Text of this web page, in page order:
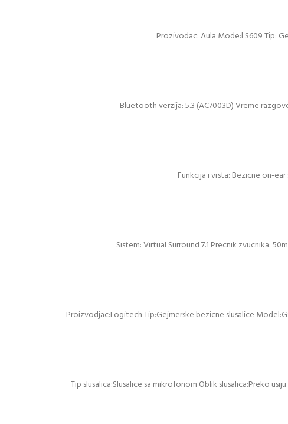
Prozivodac: Aula Mode:l S609 Tip:
Bluetooth verzija: 5.3 (AC7003D) Vreme
Funkcija i vrsta: Bezicne on-
Sistem: Virtual Surround 7.1 Precnik zvucnika:
Proizvodjac:Logitech Tip:Gejmerske bezicne slusalice
Tip slusalica:Slusalice sa mikrofonom Oblik slusalica:Preko